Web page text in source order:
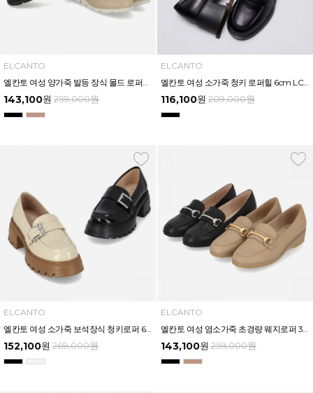
ELCANTO
143,100원 259,000원
ELCANTO
엘칸토 여성 소가죽 청키 로퍼힐 6cm LCWD43U613
116,100원 209,000원
ELCANTO
엘칸토 여성 소가죽 보석장식 청키로퍼 6CM LCWD74U613
152,100원 269,000원
ELCANTO
143,100원 259,000원